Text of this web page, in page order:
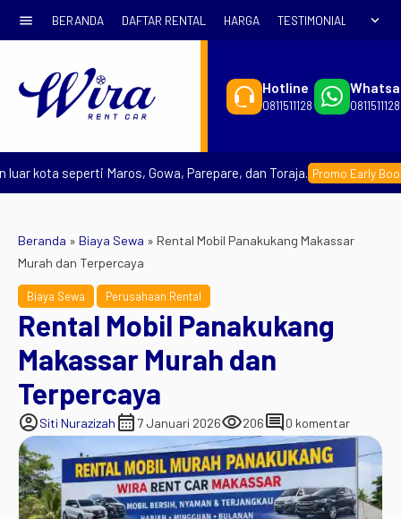
menu BERANDA DAFTAR RENTAL HARGA TESTIMONIAL expand_more
Hotline
0811511128 0811511128
seperti Maros, Gowa, Parepare, dan Toraja. Promo Early Booking
Beranda » Biaya Sewa » Rental Mobil Panakukang Makassar
Murah dan Terpercaya
Biaya Sewa Perusahaan Rental
Rental Mobil Panakukang
Makassar Murah dan
Terpercaya
account_circleSiti Nurazizah calendar_month 7 Januari 2026visibility206comment0 komentar